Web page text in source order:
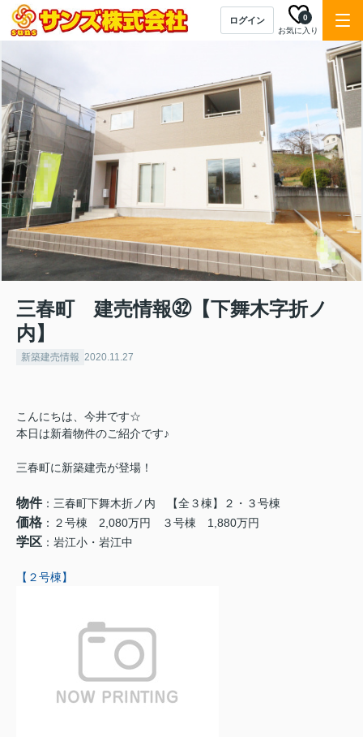
ログイン
お気に入り
0
三春町 建売情報㉜【下舞木字折ノ
内】
新築建売情報 2020.11.27
こんにちは、今井です☆
本日は新着物件のご紹介です♪
三春町に新築建売が登場！
物件：三春町下舞木折ノ内 【全３棟】２・３号棟
価格 ：２号棟 2,080万円 ３号棟 1,880万円
学区 ：岩江小・岩江中
【２号棟】